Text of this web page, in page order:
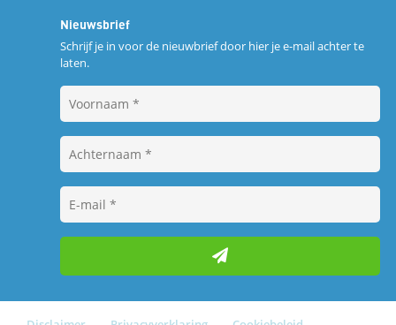
Nieuwsbrief
Schrijf je in voor de nieuwbrief door hier je e-mail achter te
laten.